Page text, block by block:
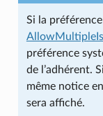
Si la
préférence
de l’adhérent.
même notice
sera affiché.